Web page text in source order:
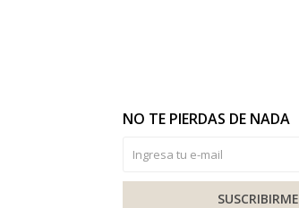
NO TE PIERDAS DE NADA
SUSCRIBIRME